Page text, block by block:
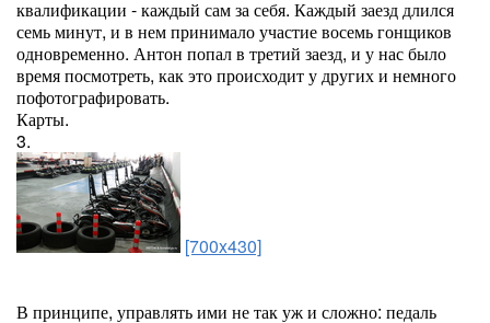
квалификации - каждый сам за себя. Каждый заезд длился
семь минут, и в нем принимало участие восемь гонщиков
одновременно. Антон попал в третий заезд, и у нас было
время посмотреть, как это происходит у других и немного
пофотографировать.
Карты.
3.
[700x430]
В принципе, управлять ими не так уж и сложно: педаль